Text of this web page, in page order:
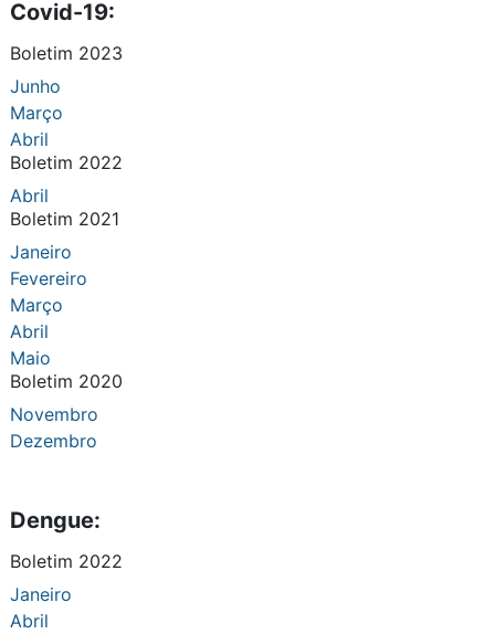
Covid-19:
Boletim 2023
Junho
Março
Abril
Boletim 2022
Abril
Boletim 2021
Janeiro
Fevereiro
Março
Abril
Maio
Boletim 2020
Novembro
Dezembro
Dengue:
Boletim 2022
Janeiro
Abril